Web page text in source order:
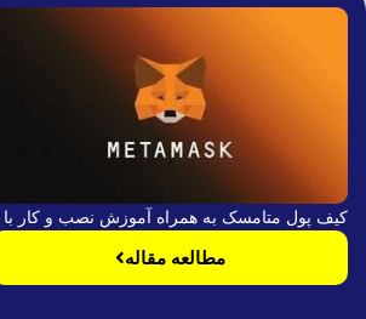
کیف پول متامسک به همراه آموزش نصب و کار با MetaMask
مطالعه مقاله